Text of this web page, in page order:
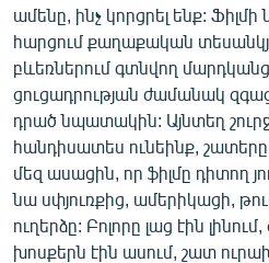
ամենը, ինչ կորցրել ենք:
հարցում քաղաքական
բևեռներում գտնվող
ցուցադրության ժամանակ
դրած նպատակին: Այնտեղ
հանդիսատես ունեինք, շատերը
մեզ ասացին, որ ֆիլմը դիտող
նա սփյուռքից, ամերիկացի,
ուղերձը: Բոլորը լաց էին
խոսքերն էին ասում, շատ